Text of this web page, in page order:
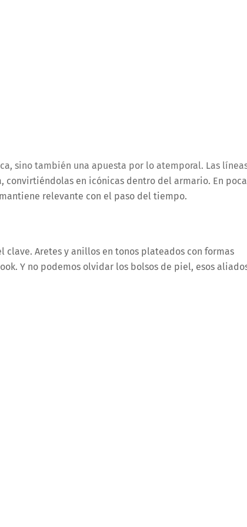
sino también una apuesta por lo atemporal. Las
convirtiéndolas en icónicas dentro del armario. En
relevante con el paso del tiempo.
Aretes y anillos en tonos plateados con formas
Y no podemos olvidar los bolsos de piel, esos